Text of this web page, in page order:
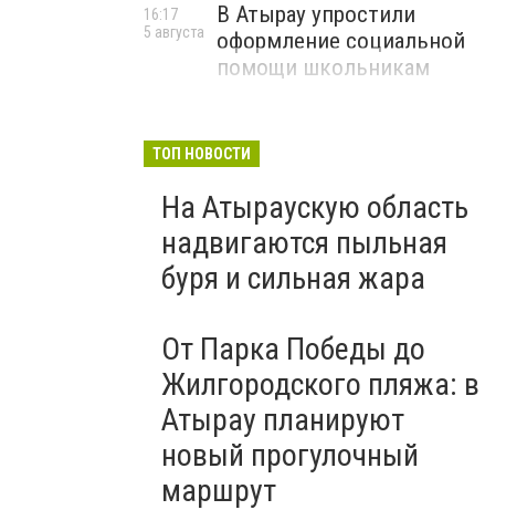
В Атырау упростили
оформление социальной
помощи школьникам
16:17
5 августа
ТОП НОВОСТИ
На Атыраускую область
надвигаются пыльная
буря и сильная жара
От Парка Победы до
Жилгородского пляжа: в
Атырау планируют
новый прогулочный
маршрут